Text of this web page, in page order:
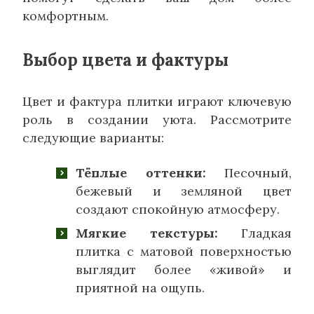
комфортным.
Выбор цвета и фактуры
Цвет и фактура плитки играют ключевую
роль в создании уюта. Рассмотрите
следующие варианты:
Тёплые оттенки: Песочный,
бежевый и земляной цвет
создают спокойную атмосферу.
Мягкие текстуры: Гладкая
плитка с матовой поверхностью
выглядит более «живой» и
приятной на ощупь.